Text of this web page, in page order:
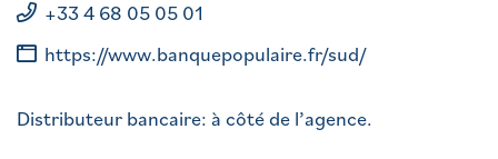
+33 4 68 05 05 01
https://www.banquepopulaire.fr/sud/
Distributeur bancaire: à côté de l’agence.